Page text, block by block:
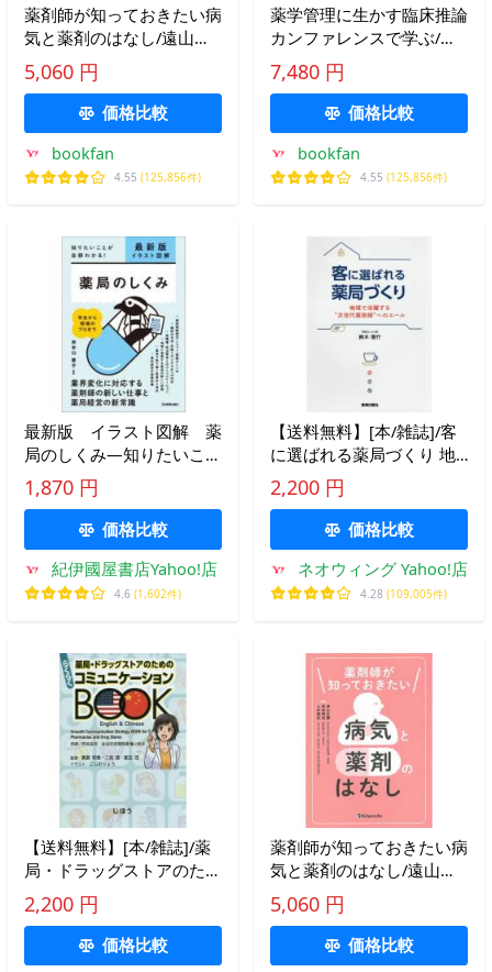
薬剤師が知っておきたい病
気と薬剤のはなし/遠山正
彌/馬場明道/土井健史
5,060 円
価格比較
bookfan
4.55 (125,856件)
薬学管理に生かす臨床推論
カンファレンスで学ぶ/岸
田直樹/・監修日経ドラッ
グインフォメーション
7,480 円
価格比較
bookfan
4.55 (125,856件)
最新版 イラスト図解 薬
局のしくみ―知りたいこと
が全部わかる！ （最新２
版）
1,870 円
価格比較
紀伊國屋書店Yahoo!店
4.6 (1,602件)
【送料無料】[本/雑誌]/客
に選ばれる薬局づくり 地
域で活躍する“/鈴木信行/著
2,200 円
価格比較
ネオウィング Yahoo!店
4.28 (109,005件)
【送料無料】[本/雑誌]/薬
局・ドラッグストアのため
のらくらくコミュニケーシ
ョンBOOK English &amp;
2,200 円
価格比較
薬剤師が知っておきたい病
気と薬剤のはなし/遠山正
彌/馬場明道/土井健史
5,060 円
価格比較